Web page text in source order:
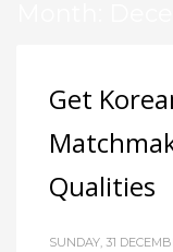
Get
Qualities
SUNDAY, 31